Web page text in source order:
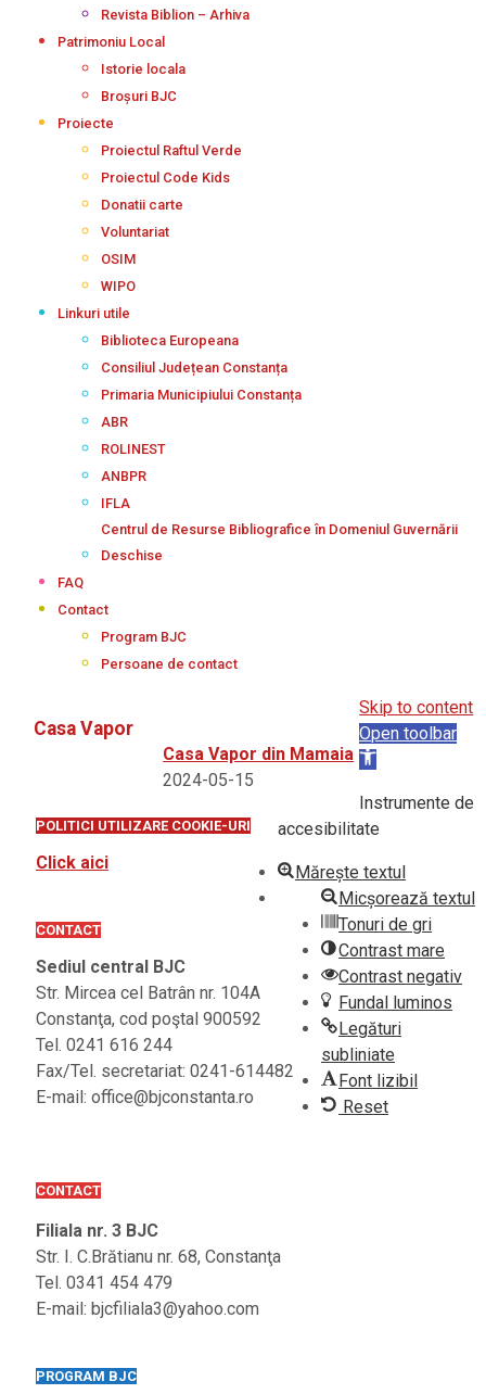
Revista Biblion – Arhiva
Patrimoniu Local
Istorie locala
Broșuri BJC
Proiecte
Proiectul Raftul Verde
Proiectul Code Kids
Donatii carte
Voluntariat
OSIM
WIPO
Linkuri utile
Biblioteca Europeana
Consiliul Județean Constanța
Primaria Municipiului Constanța
ABR
ROLINEST
ANBPR
IFLA
Centrul de Resurse Bibliografice în Domeniul Guvernării
Deschise
FAQ
Contact
Program BJC
Persoane de contact
Casa Vapor
Casa Vapor din Mamaia
2024-05-15
POLITICI UTILIZARE COOKIE-URI
Click aici
CONTACT
Sediul central BJC
Str. Mircea cel Batrân nr. 104A
Constanţa, cod poştal 900592
Tel. 0241 616 244
Fax/Tel. secretariat: 0241-614482
E-mail: office@bjconstanta.ro
CONTACT
Filiala nr. 3 BJC
Str. I. C.Brătianu nr. 68, Constanţa
Tel. 0341 454 479
E-mail: bjcfiliala3@yahoo.com
PROGRAM BJC
Skip to content
Open toolbar
Instrumente de
accesibilitate
Mărește textul
Micșorează textul
Tonuri de gri
Contrast mare
Contrast negativ
Fundal luminos
Legături
subliniate
Font lizibil
Reset